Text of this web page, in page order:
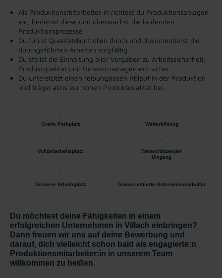
Als Produktionsmitarbeiter:in richtest du Produktionsanlagen
ein, bedienst diese und überwachst die laufenden
Produktionsprozesse
Du führst Qualitätskontrollen durch und dokumentierst die
durchgeführten Arbeiten sorgfältig.
Du stellst die Einhaltung aller Vorgaben zu Arbeitssicherheit,
Produktqualität und Umweltmanagement sicher.
Du unterstützt einen reibungslosen Ablauf in der Produktion
und trägst aktiv zur hohen Produktqualität bei.
Gratis Parkplatz Weiterbildung
Vollzeitarbeitsplatz
Wertschätzender
Umgang
Sicherer Arbeitsplatz Teamorientierte Unternehmenskultur
Du möchtest deine Fähigkeiten in einem
erfolgreichen Unternehmen in Villach einbringen?
Dann freuen wir uns auf deine Bewerbung und
darauf, dich vielleicht schon bald als engagierte:n
Produktionsmitarbeiter:in in unserem Team
willkommen zu heißen.